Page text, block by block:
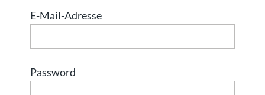
E-Mail-Adresse
Password